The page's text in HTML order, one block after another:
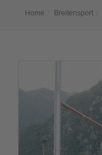
Home Breitensport